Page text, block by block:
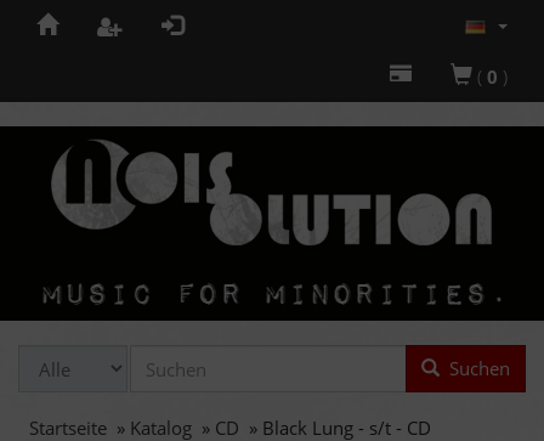
( 0 )
Suchen
Startseite » Katalog » CD » Black Lung - s/t - CD